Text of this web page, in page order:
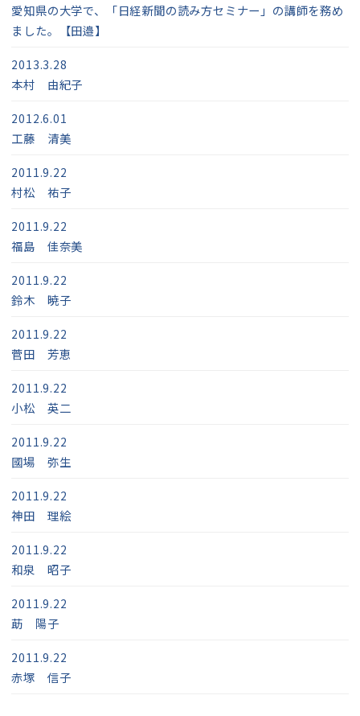
愛知県の大学で、「日経新聞の読み方セミナー」の講師を務め
ました。【田邉】
本村 由紀子
2013.3.28
工藤 清美
2012.6.01
村松 祐子
2011.9.22
福島 佳奈美
2011.9.22
鈴木 暁子
2011.9.22
菅田 芳恵
2011.9.22
小松 英二
2011.9.22
國場 弥生
2011.9.22
神田 理絵
2011.9.22
和泉 昭子
2011.9.22
莇 陽子
2011.9.22
赤塚 信子
2011.9.22